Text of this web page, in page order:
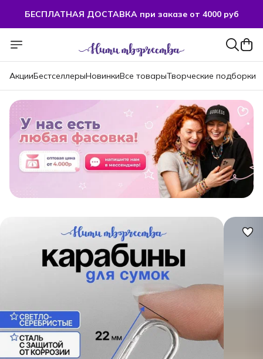
БЕСПЛАТНАЯ ДОСТАВКА при заказе от 4000 руб
БЕСПЛАТНАЯ ДОСТАВКА при заказе от 4000 руб
АкцииБестселлерыНовинкиВсе товарыТворческие подборки